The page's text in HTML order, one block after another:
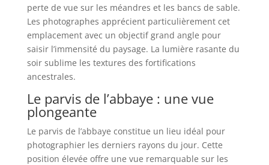
perte de vue sur les méandres et les bancs de sable.
Les photographes apprécient particulièrement cet
emplacement avec un objectif grand angle pour
saisir l’immensité du paysage. La lumière rasante du
soir sublime les textures des fortifications
ancestrales.
Le parvis de l’abbaye : une vue
plongeante
Le parvis de l’abbaye constitue un lieu idéal pour
photographier les derniers rayons du jour. Cette
position élevée offre une vue remarquable sur les